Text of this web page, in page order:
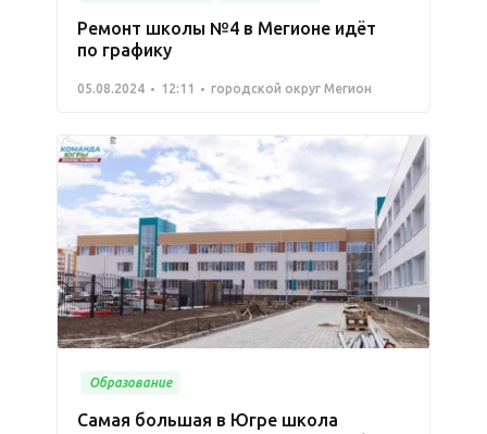
Ремонт школы №4 в Мегионе идёт
по графику
05.08.2024 12:11 городской округ Мегион
Образование
Самая большая в Югре школа